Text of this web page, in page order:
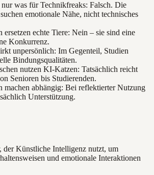
was für Technikfreaks: Falsch. Die
emotionale Nähe, nicht technisches
echte Tiere: Nein – sie sind eine
Konkurrenz.
unpersönlich: Im Gegenteil, Studien
Bindungsqualitäten.
nutzen KI-Katzen: Tatsächlich reicht
Senioren bis Studierenden.
machen abhängig: Bei reflektierter Nutzung
Unterstützung.
der Künstliche Intelligenz nutzt, um
und emotionale Interaktionen